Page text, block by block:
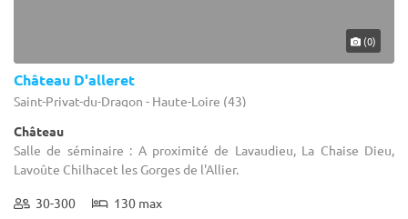
(0)
Château D'alleret
Saint-Privat-du-Dragon - Haute-Loire (43)
Château
Salle de séminaire : A proximité de Lavaudieu, La Chaise Dieu,
Lavoûte Chilhacet les Gorges de l'Allier.
30-300 130 max